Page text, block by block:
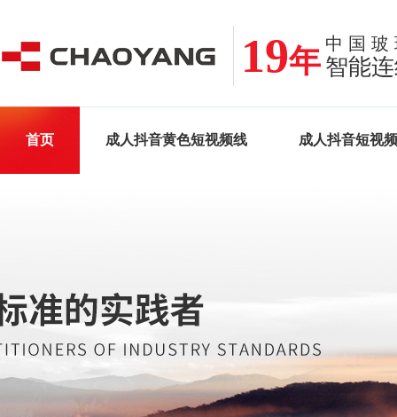
19年 中国
智能
首页 成人抖音黄色短视频线 成人抖音短视频